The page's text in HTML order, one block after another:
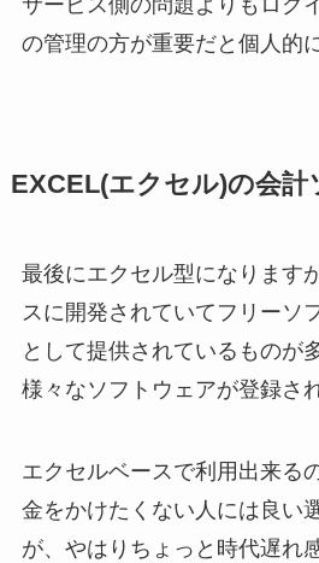
サービス側の問題よりもログ
の管理の方が重要だと個人的
EXCEL(エクセル)の会計
最後にエクセル型になります
スに開発されていてフリーソ
として提供されているものが
様々なソフトウェアが登録さ
エクセルベースで利用出来る
金をかけたくない人には良い
が、やはりちょっと時代遅れ